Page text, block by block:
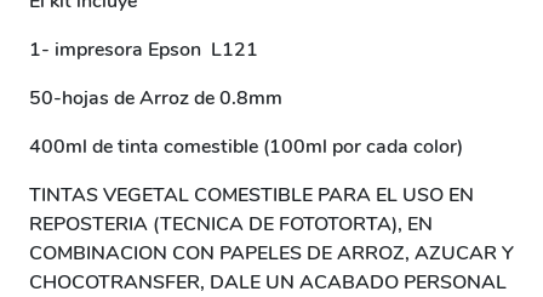
1- impresora Epson L121
50-hojas de Arroz de 0.8mm
400ml de tinta comestible (100ml por cada color)
TINTAS VEGETAL COMESTIBLE PARA EL USO EN
REPOSTERIA (TECNICA DE FOTOTORTA), EN
COMBINACION CON PAPELES DE ARROZ, AZUCAR Y
CHOCOTRANSFER, DALE UN ACABADO PERSONAL